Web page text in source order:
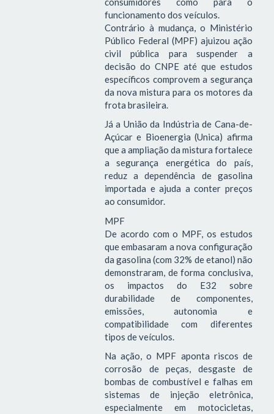
funcionamento dos veículos.
Contrário à mudança, o Ministério
Público Federal (MPF) ajuizou ação
civil pública para suspender a
decisão do CNPE até que estudos
específicos comprovem a segurança
da nova mistura para os motores da
frota brasileira.
Já a União da Indústria de Cana-de-
Açúcar e Bioenergia (Unica) afirma
que a ampliação da mistura fortalece
a segurança energética do país,
reduz a dependência de gasolina
importada e ajuda a conter preços
ao consumidor.
MPF
De acordo com o MPF, os estudos
que embasaram a nova configuração
da gasolina (com 32% de etanol) não
demonstraram, de forma conclusiva,
os impactos do E32 sobre
durabilidade de componentes,
emissões, autonomia e
compatibilidade com diferentes
tipos de veículos.
Na ação, o MPF aponta riscos de
corrosão de peças, desgaste de
bombas de combustível e falhas em
sistemas de injeção eletrônica,
especialmente em motocicletas,